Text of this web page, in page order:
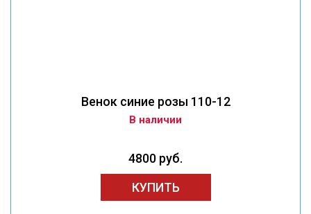
Венок синие розы 110-12
В наличии
4800 руб.
КУПИТЬ